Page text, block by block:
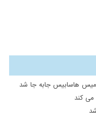
هاسابیس جابه جا شد
کند